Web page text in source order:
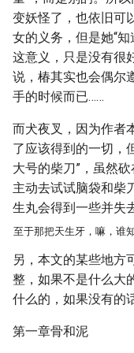
变妖怪了，也依旧可
女的义务，但是她“知
这意义，只是没有很
说，椿其实也会偶尔
手的时候而已……
而犬夜叉，因为作者
了应该得到的一切，
大号的柴刀”，虽然
主动去试试脑袋和柴
生丸会得到一些并失
至于那把天生牙，嘛，谁
另，本文的某些地方
整，如果不是什么大
什么的，如果没有的
第一章骨和泥